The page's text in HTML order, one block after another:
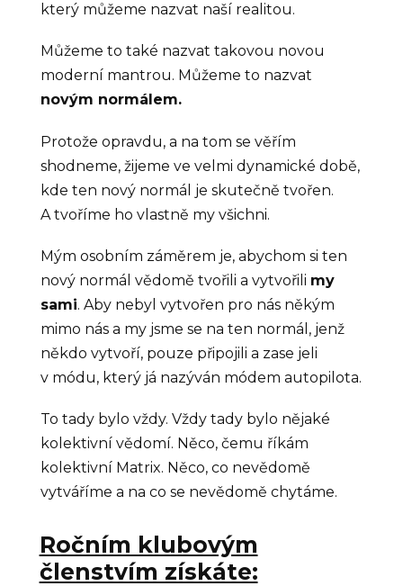
který můžeme nazvat naší realitou.
Můžeme to také nazvat takovou novou
moderní mantrou. Můžeme to nazvat
novým normálem.
Protože opravdu, a na tom se věřím
shodneme, žijeme ve velmi dynamické době,
kde ten nový normál je skutečně tvořen.
A tvoříme ho vlastně my všichni.
Mým osobním záměrem je, abychom si ten
nový normál vědomě tvořili a vytvořili my
sami. Aby nebyl vytvořen pro nás někým
mimo nás a my jsme se na ten normál, jenž
někdo vytvoří, pouze připojili a zase jeli
v módu, který já nazýván módem autopilota.
To tady bylo vždy. Vždy tady bylo nějaké
kolektivní vědomí. Něco, čemu říkám
kolektivní Matrix. Něco, co nevědomě
vytváříme a na co se nevědomě chytáme.
Ročním klubovým
členstvím získáte: